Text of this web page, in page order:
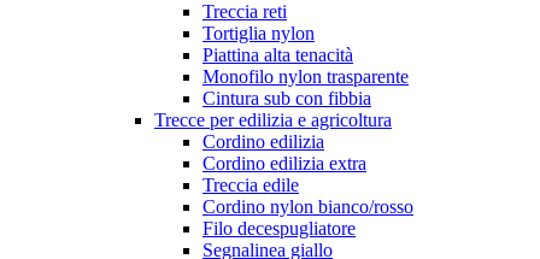
Treccia reti
Tortiglia nylon
Piattina alta tenacità
Monofilo nylon trasparente
Cintura sub con fibbia
Trecce per edilizia e agricoltura
Cordino edilizia
Cordino edilizia extra
Treccia edile
Cordino nylon bianco/rosso
Filo decespugliatore
Segnalinea giallo